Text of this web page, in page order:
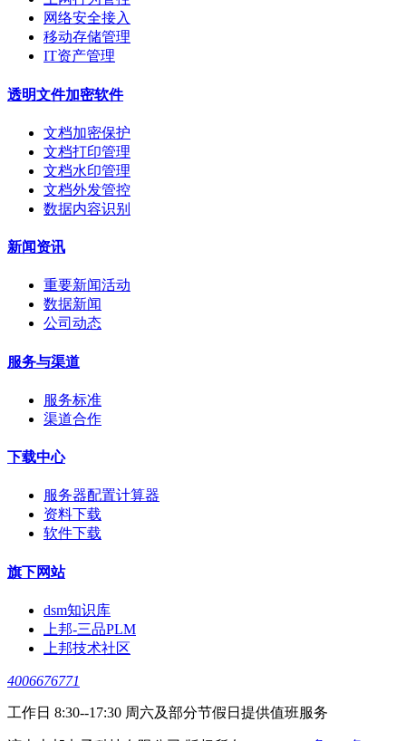
网络安全接入
移动存储管理
IT资产管理
透明文件加密软件
文档加密保护
文档打印管理
文档水印管理
文档外发管控
数据内容识别
新闻资讯
重要新闻活动
数据新闻
公司动态
服务与渠道
服务标准
渠道合作
下载中心
服务器配置计算器
资料下载
软件下载
旗下网站
dsm知识库
上邦-三品PLM
上邦技术社区
4006676771
工作日 8:30--17:30 周六及部分节假日提供值班服务